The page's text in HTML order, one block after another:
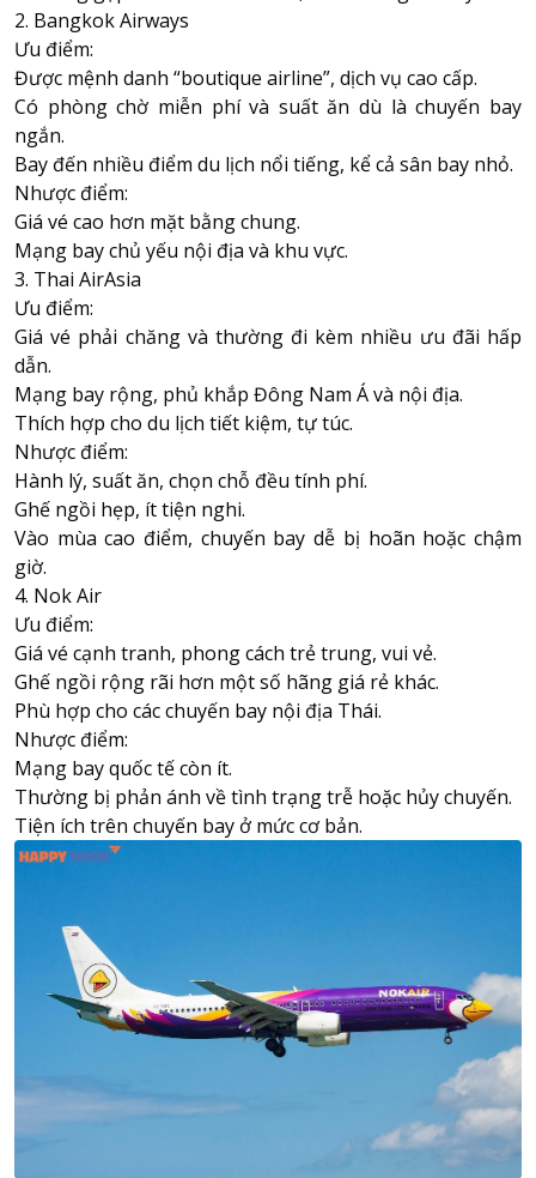
2. Bangkok Airways
Ưu điểm:
Được mệnh danh “boutique airline”, dịch vụ cao cấp.
Có phòng chờ miễn phí và suất ăn dù là chuyến bay
ngắn.
Bay đến nhiều điểm du lịch nổi tiếng, kể cả sân bay nhỏ.
Nhược điểm:
Giá vé cao hơn mặt bằng chung.
Mạng bay chủ yếu nội địa và khu vực.
3. Thai AirAsia
Ưu điểm:
Giá vé phải chăng và thường đi kèm nhiều ưu đãi hấp
dẫn.
Mạng bay rộng, phủ khắp Đông Nam Á và nội địa.
Thích hợp cho du lịch tiết kiệm, tự túc.
Nhược điểm:
Hành lý, suất ăn, chọn chỗ đều tính phí.
Ghế ngồi hẹp, ít tiện nghi.
Vào mùa cao điểm, chuyến bay dễ bị hoãn hoặc chậm
giờ.
4. Nok Air
Ưu điểm:
Giá vé cạnh tranh, phong cách trẻ trung, vui vẻ.
Ghế ngồi rộng rãi hơn một số hãng giá rẻ khác.
Phù hợp cho các chuyến bay nội địa Thái.
Nhược điểm:
Mạng bay quốc tế còn ít.
Thường bị phản ánh về tình trạng trễ hoặc hủy chuyến.
Tiện ích trên chuyến bay ở mức cơ bản.